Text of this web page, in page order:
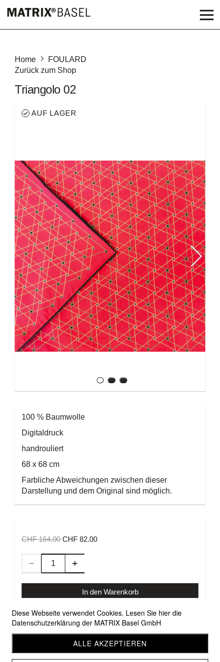
Home
FOULARD
Zurück zum Shop
Triangolo 02
AUF LAGER
100 % Baumwolle
Digitaldruck
handrouliert
68 x 68 cm
Farbliche Abweichungen zwischen dieser
Darstellung und dem Original sind möglich.
CHF 164.00 CHF 82.00
In den Warenkorb
Allgemeine Geschäftsbedingungen
Versandbedingungen
Diese Webseite verwendet Cookies. Lesen Sie hier die
Datenschutzerklärung der MATRIX Basel GmbH
ALLE AKZEPTIEREN